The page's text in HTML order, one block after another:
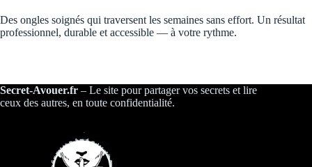
Des ongles soignés qui traversent les semaines sans effort. Un résultat
professionnel, durable et accessible — à votre rythme.
Secret-Avouer.fr – Le site pour partager vos secrets et lire
ceux des autres, en toute confidentialité.